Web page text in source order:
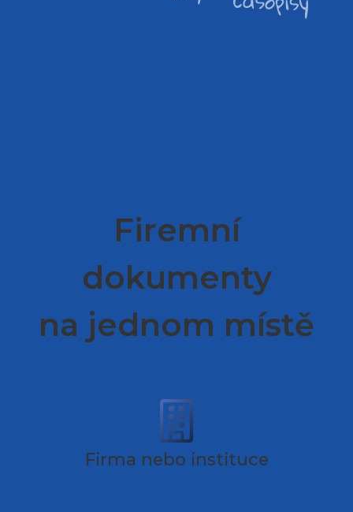
Firemní
dokumenty
na jednom místě
Firma nebo instituce